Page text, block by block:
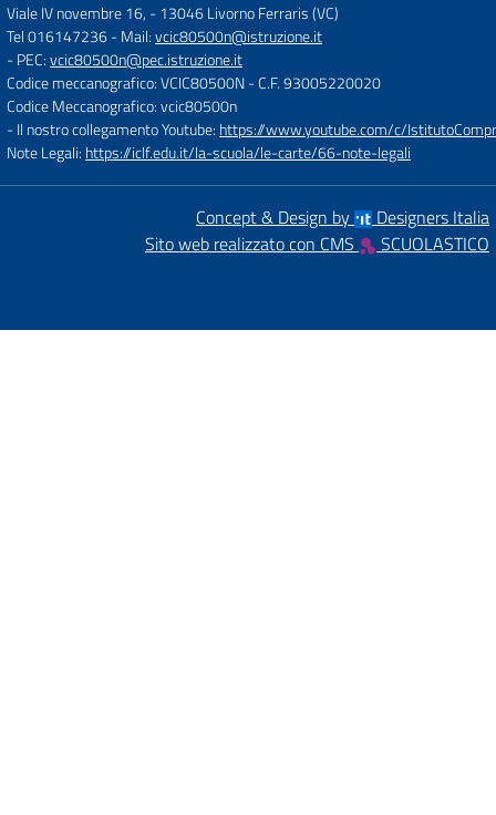
Viale IV novembre 16, -13046 Livorno Ferraris (VC)
Tel 016147236- Mail:vcic80500n@istruzione.it
- PEC:vcic80500n@pec.istruzione.it
Codice meccanografico: VCIC80500N- C.F. 93005220020
Codice Meccanografico: vcic80500n
- Il nostro collegamento Youtube: https://www.youtube.com/c/
Note Legali: https://iclf.edu.it/la-scuola/le-carte/66-note-legali
Concept & Design by
Designers Italia
Sito web realizzato con CMS
SCUOLASTICO